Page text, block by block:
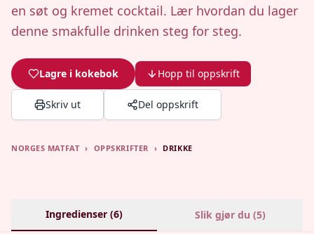
en søt og kremet cocktail. Lær hvordan du lager
denne smakfulle drinken steg for steg.
Lagre i kokebok Hopp til oppskrift
Skriv ut Del oppskrift
NORGES MATFAT › OPPSKRIFTER › DRIKKE
Ingredienser (6) Slik gjør du (5)